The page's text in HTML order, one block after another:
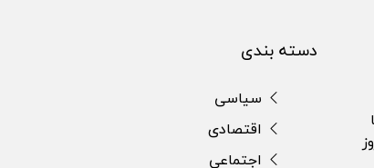
دسته بندی
سیاسی
اقتصادی
اجتماعی